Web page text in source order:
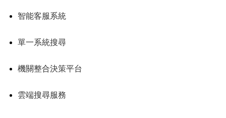
智能客服系統
單一系統搜尋
機關整合決策平台
雲端搜尋服務